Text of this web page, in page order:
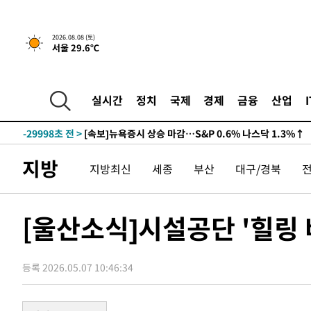
2026.08.08 (토)
서울 29.6℃
실시간 정치 국제 경제 금융 산업
-29998초 전 > [속보]뉴욕증시 상승 마감…S&P 0.6% 나스닥 1.3%↑
지방 지방최신 세종 부산 대구/경북
[울산소식]시설공단 '힐
등록 2026.05.07 10:46:34